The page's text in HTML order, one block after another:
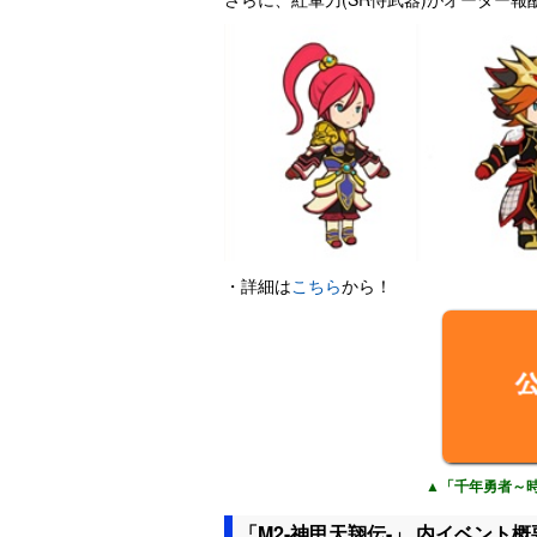
・詳細はこちらから！
▲「千年勇者～